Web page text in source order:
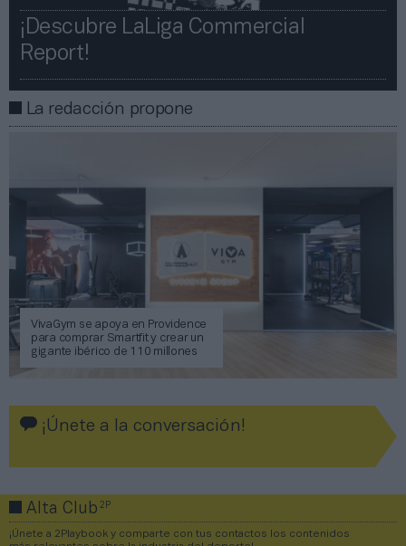
¡Descubre LaLiga Commercial
Report!​​
La redacción propone
VivaGym se apoya en Providence
para comprar Smartfit y crear un
gigante ibérico de 110 millones
¡Únete a la conversación!
Alta Club2P
¡Únete a 2Playbook y comparte con tus contactos los contenidos